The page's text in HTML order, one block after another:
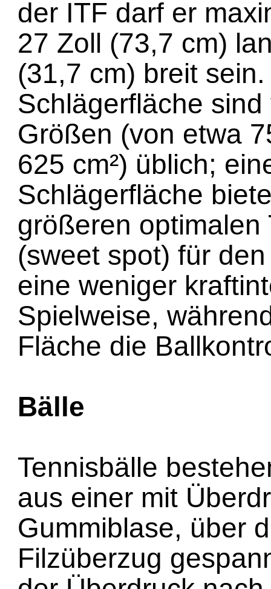
der ITF darf er
27 Zoll (73,7 cm)
(31,7 cm) breit
Schlägerfläche
Größen (von etwa
625 cm²) üblich;
Schlägerfläche
größeren optimalen
(sweet spot) für
eine weniger
Spielweise,
Fläche die
Bälle
Tennisbälle
aus einer mit
Gummiblase, über
Filzüberzug